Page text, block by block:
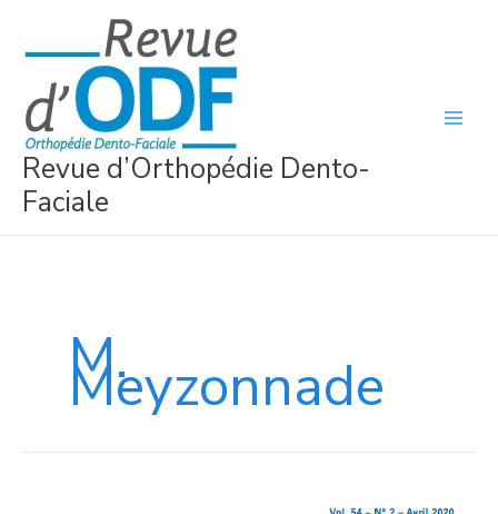
Revue d’Orthopédie Dento-
Faciale
M.
Meyzonnade